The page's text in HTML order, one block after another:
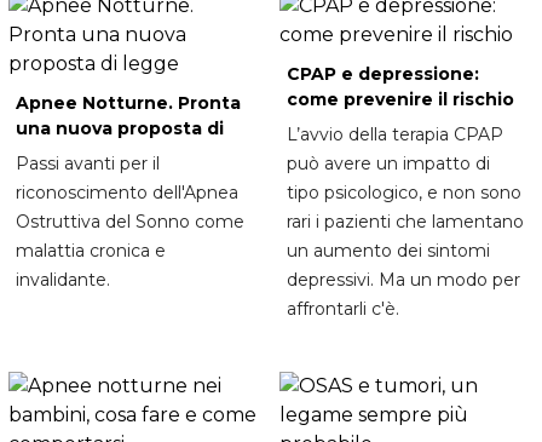
Apnee Notturne. Pronta
una nuova proposta di
legge
Passi avanti per il
riconoscimento dell'Apnea
Ostruttiva del Sonno come
malattia cronica e
invalidante.
CPAP e depressione:
come prevenire il rischio
L’avvio della terapia CPAP
può avere un impatto di
tipo psicologico, e non sono
rari i pazienti che lamentano
un aumento dei sintomi
depressivi. Ma un modo per
affrontarli c'è.